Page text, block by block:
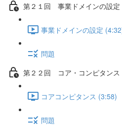
第２１回 事業ドメインの設定
事業ドメインの設定
問題
第２２回 コア・コンピタンス
コアコンピタンス (3:58)
問題